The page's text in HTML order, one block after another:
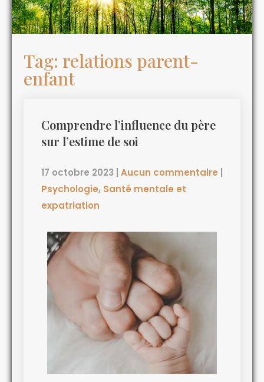
Tag: relations parent-
enfant
Comprendre l’influence du père
sur l’estime de soi
17 octobre 2023 Aucun commentaire
Psychologie, Santé mentale et
expatriation